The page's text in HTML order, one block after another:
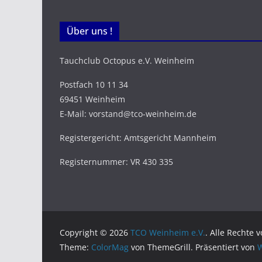
Über uns !
Tauchclub Octopus e.V. Weinheim
Postfach 10 11 34
69451 Weinheim
E-Mail: vorstand@tco-weinheim.de
Registergericht: Amtsgericht Mannheim
Registernummer: VR 430 335
Copyright © 2026 TCO Weinheim e.V.. Alle Rechte
Theme: ColorMag von ThemeGrill. Präsentiert von